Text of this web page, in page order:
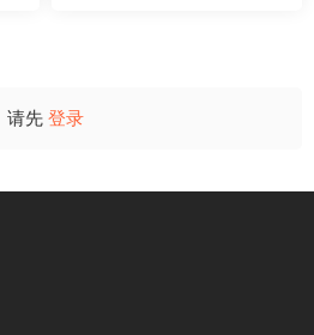
请先 登录